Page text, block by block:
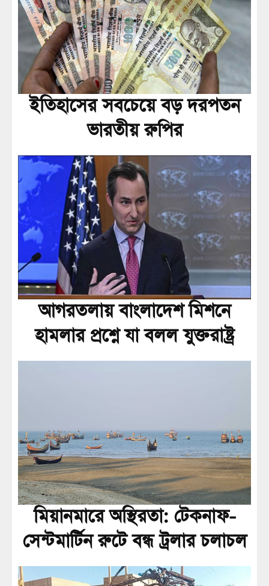
ইতিহাসের সবচেয়ে বড় দরপতন
ভারতীয় রুপির
আগরতলায় বাংলাদেশ মিশনে
হামলার প্রশ্নে যা বলল যুক্তরাষ্ট্র
মিয়ানমারে অস্থিরতা: টেকনাফ-
সেন্টমার্টিন রুটে বন্ধ ট্রলার চলাচল